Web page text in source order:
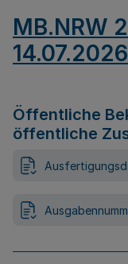
MB.NRW
14.07.2026
Öffentliche
öffentliche